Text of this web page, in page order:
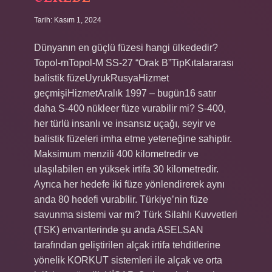
Tarih: Kasım 1, 2024
Dünyanın en güçlü füzesi hangi ülkededir?
Topol-mTopol-M SS-27 “Orak B”TipKıtalararası
balistik füzeUyrukRusyaHizmet
geçmişiHizmetAralık 1997 – bugün16 satır
daha S-400 nükleer füze vurabilir mi? S-400,
her türlü insanlı ve insansız uçağı, seyir ve
balistik füzeleri imha etme yeteneğine sahiptir.
Maksimum menzili 400 kilometredir ve
ulaşılabilen en yüksek irtifa 30 kilometredir.
Ayrıca her hedefe iki füze yönlendirerek aynı
anda 80 hedefi vurabilir. Türkiye’nin füze
savunma sistemi var mı? Türk Silahlı Kuvvetleri
(TSK) envanterinde şu anda ASELSAN
tarafından geliştirilen alçak irtifa tehditlerine
yönelik KORKUT sistemleri ile alçak ve orta